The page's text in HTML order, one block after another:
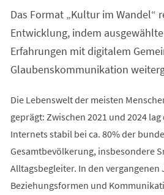
Das Format „Kultur im Wandel“
Entwicklung, indem
Erfahrungen mit digitalem
Glaubenskommunikation
Die Lebenswelt der meisten
geprägt: Zwischen 2021 und 2024
Internets stabil bei ca. 80% der
Gesamtbevölkerung, insbesondere
Alltagsbegleiter. In den vergangenen
Beziehungsformen und